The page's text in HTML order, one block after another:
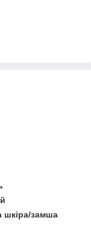
шкіра/замша